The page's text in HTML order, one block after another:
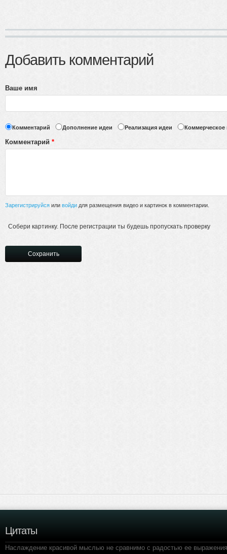
Добавить комментарий
Ваше имя
Комментарий Дополнение идеи Реализация идеи
Комментарий *
Зарегистрируйся или войди для размещения видео и картинок в комментарии.
Собери картинку. После регистрации ты будешь пропускать проверку
Цитаты
Наслаждение красивой мыслью не сравнимо с радостью ее